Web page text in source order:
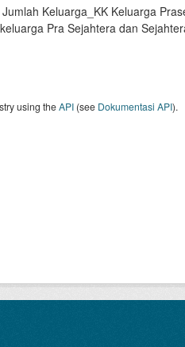
Keluarga_KK Keluarga
Pra Sejahtera dan
using theAPI(see Dokumentasi API).